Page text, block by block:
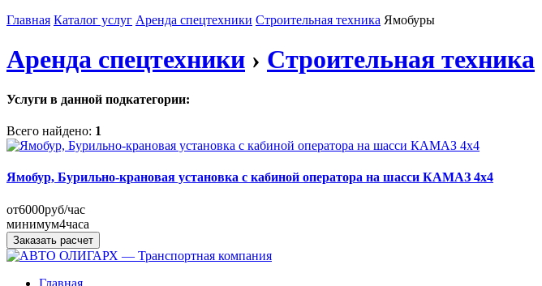
Главная Каталог услуг Аренда спецтехники Строительная техника Ямобуры
Аренда спецтехники › Строительная техника
Услуги в данной подкатегории:
Всего найдено: 1
Ямобур, Бурильно-крановая установка с кабиной оператора на шасси КАМАЗ 4x4
от6000руб/час
минимум4часа
Заказать расчет
Главная